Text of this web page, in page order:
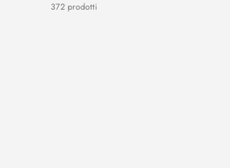
372 prodotti